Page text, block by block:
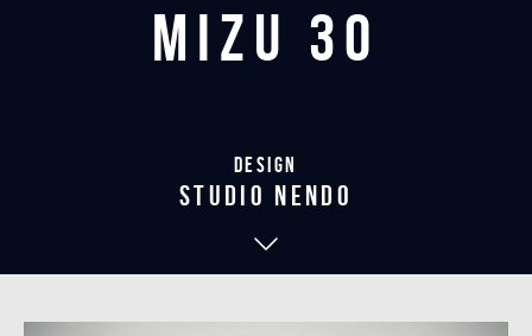
Mizu 30
Design
studio nendo